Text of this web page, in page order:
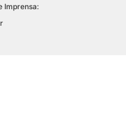
Imprensa: